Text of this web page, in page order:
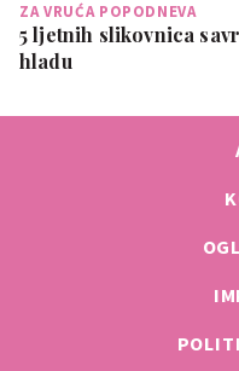
ZA VRUĆA POPODNEVA
5 ljetnih slikovnica
hladu